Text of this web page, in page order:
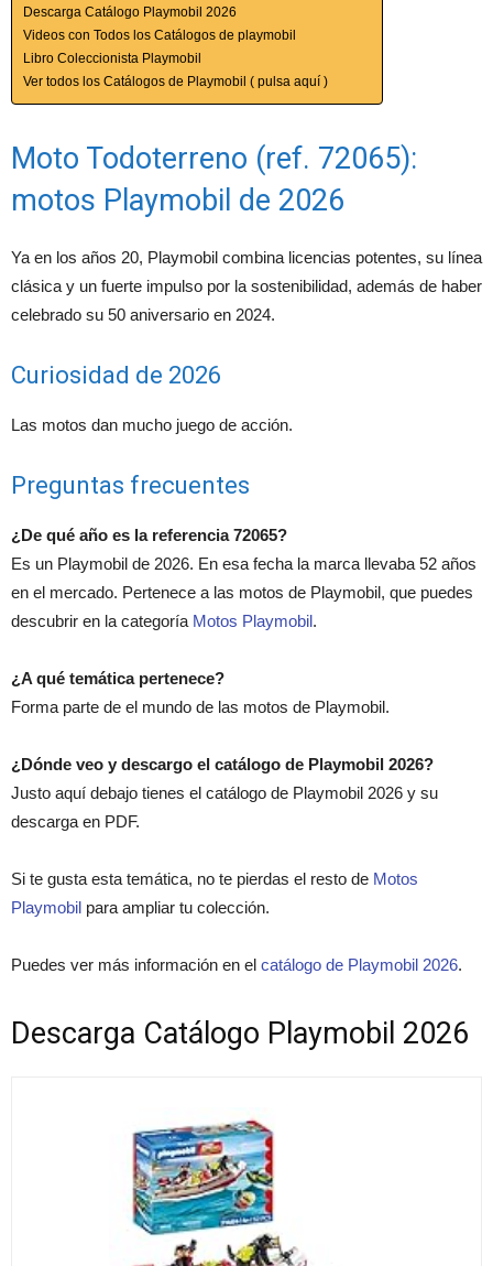
Descarga Catálogo Playmobil 2026
Videos con Todos los Catálogos de playmobil
Libro Coleccionista Playmobil
Ver todos los Catálogos de Playmobil ( pulsa aquí )
Moto Todoterreno (ref. 72065):
motos Playmobil de 2026
Ya en los años 20, Playmobil combina licencias potentes, su línea
clásica y un fuerte impulso por la sostenibilidad, además de haber
celebrado su 50 aniversario en 2024.
Curiosidad de 2026
Las motos dan mucho juego de acción.
Preguntas frecuentes
¿De qué año es la referencia 72065?
Es un Playmobil de 2026. En esa fecha la marca llevaba 52 años
en el mercado. Pertenece a las motos de Playmobil, que puedes
descubrir en la categoría Motos Playmobil.
¿A qué temática pertenece?
Forma parte de el mundo de las motos de Playmobil.
¿Dónde veo y descargo el catálogo de Playmobil 2026?
Justo aquí debajo tienes el catálogo de Playmobil 2026 y su
descarga en PDF.
Si te gusta esta temática, no te pierdas el resto de Motos
Playmobil para ampliar tu colección.
Puedes ver más información en el catálogo de Playmobil 2026.
Descarga Catálogo Playmobil 2026